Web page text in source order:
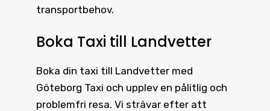
transportbehov.
Boka Taxi till Landvetter
Boka din taxi till Landvetter med
Göteborg Taxi och upplev en pålitlig och
problemfri resa. Vi strävar efter att